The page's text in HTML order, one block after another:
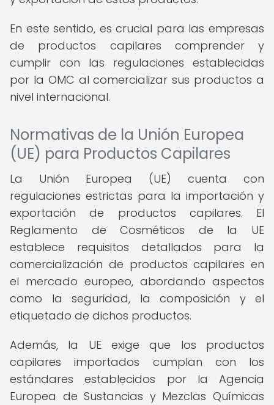
En este sentido, es crucial para las empresas
de productos capilares comprender y
cumplir con las regulaciones establecidas
por la OMC al comercializar sus productos a
nivel internacional.
Normativas de la Unión Europea
(UE) para Productos Capilares
La Unión Europea (UE) cuenta con
regulaciones estrictas para la importación y
exportación de productos capilares. El
Reglamento de Cosméticos de la UE
establece requisitos detallados para la
comercialización de productos capilares en
el mercado europeo, abordando aspectos
como la seguridad, la composición y el
etiquetado de dichos productos.
Además, la UE exige que los productos
capilares importados cumplan con los
estándares establecidos por la Agencia
Europea de Sustancias y Mezclas Químicas